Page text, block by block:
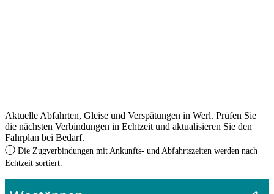
Aktuelle Abfahrten, Gleise und Verspätungen in Werl. Prüfen Sie
die nächsten Verbindungen in Echtzeit und aktualisieren Sie den
Fahrplan bei Bedarf.
ⓘ Die Zugverbindungen mit Ankunfts- und Abfahrtszeiten werden nach
Echtzeit sortiert.